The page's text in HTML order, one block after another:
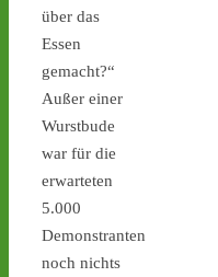
über das
Essen
gemacht?“
Außer einer
Wurstbude
war für die
erwarteten
5.000
Demonstranten
noch nichts